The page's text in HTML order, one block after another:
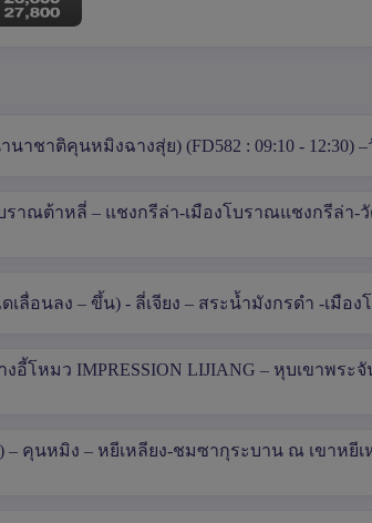
ชาติคุนหมิงฉางสุ่ย) (FD582 : 09:10 - 12:30)
ราณต้าหลี่ – แชงกรีล่า-เมืองโบราณแชงกรีล่า-
อนลง – ขึ้น) - ลี่เจียง – สระน้ำมังกรดำ -เมือง
โหมว IMPRESSION LIJIANG – หุบเขาพระ
– คุนหมิง – หยีเหลียง-ชมซากุระบาน ณ เขาหยี